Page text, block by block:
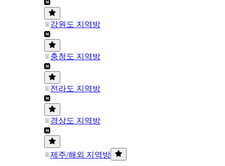
강원도 지역방
충청도 지역방
전라도 지역방
경상도 지역방
제주/해외 지역방